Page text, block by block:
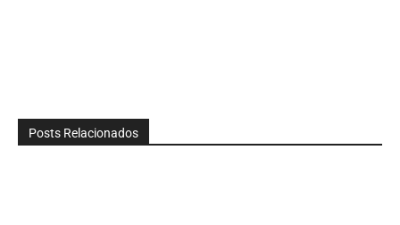
Posts Relacionados